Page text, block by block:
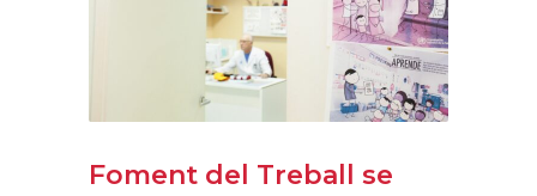
Foment del Treball se